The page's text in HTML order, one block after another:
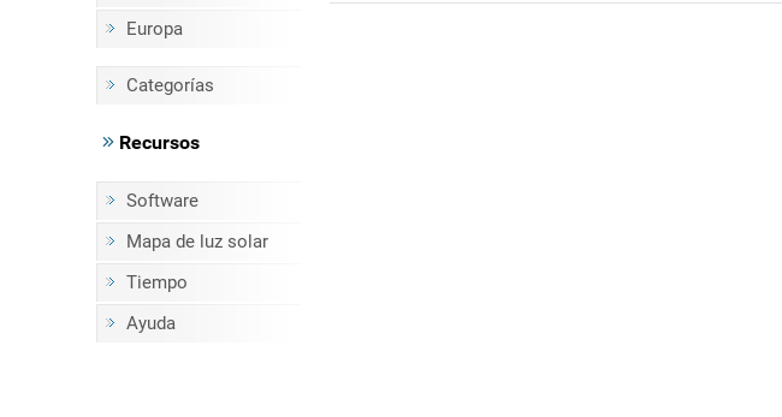
Europa
Categorías
Recursos
Software
Mapa de luz solar
Tiempo
Ayuda